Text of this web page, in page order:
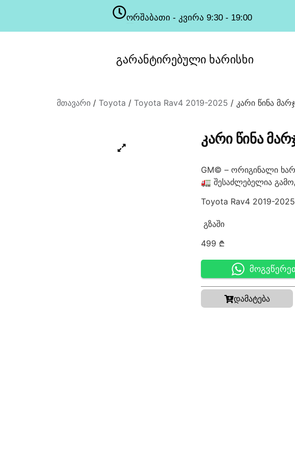
ორშაბათი - კვირა 9:30 - 19:00
გარანტირებული ხარისხი
მთავარი/ Toyota / Toyota Rav4 2019-2025 / კარი წინა
ᲙᲐᲠᲘ ᲬᲘᲜᲐ
GM© – ორიგინალი
🚛 შესაძლებელია
Toyota Rav4 2019-2025
ᲒᲖᲐᲨᲘ
499 ₾
დამატება